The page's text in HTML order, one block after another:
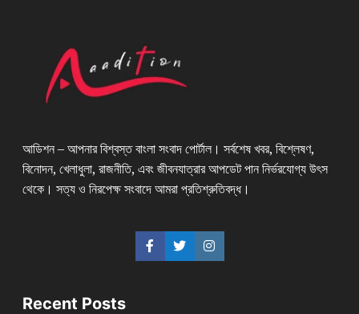
আডিশন – আপনার বিশ্বস্ত বাংলা সংবাদ পোর্টাল। সর্বশেষ খবর, বিশ্লেষণ,
বিনোদন, খেলাধুলা, রাজনীতি, এবং জীবনযাত্রার আপডেট পান নির্ভরযোগ্য উৎস
থেকে। সত্য ও নিরপেক্ষ সংবাদে আমরা প্রতিশ্রুতিবদ্ধ।
Recent Posts